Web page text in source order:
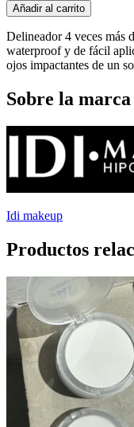
Añadir al carrito
Delineador 4 veces más
waterproof y de fácil
ojos impactantes de un
Sobre la marca
Idi makeup
Productos